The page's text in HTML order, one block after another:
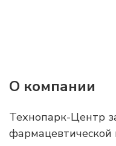
О компании
Технопарк-Центр
фармацевтической